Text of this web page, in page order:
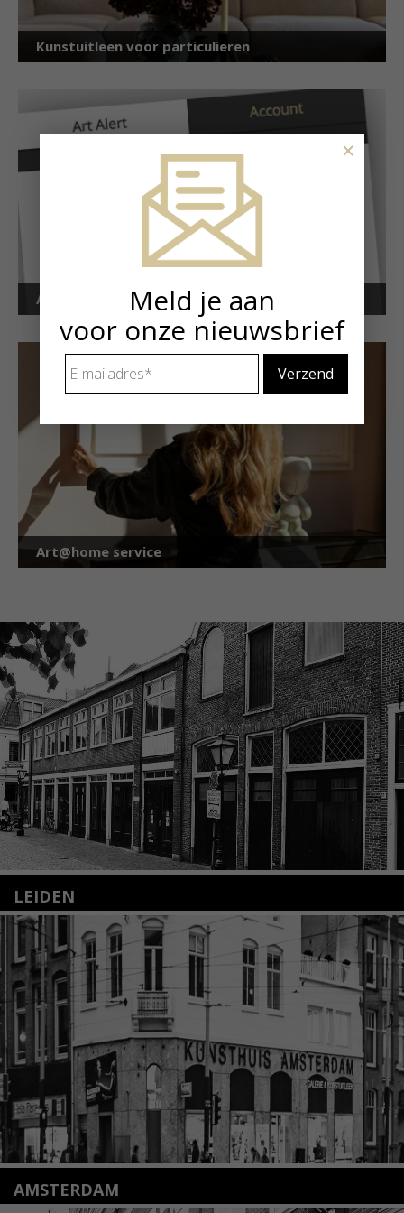
Kunstuitleen voor particulieren
Art Alert!
Art@home service
LEIDEN
Nieuwstraat 35
2312 KA Leiden
+31(0)71 – 52 84 480
info@kunsthuisleiden.nl
Lees meer
AMSTERDAM
Meld je aan
voor onze nieuwsbrief
mailadres *
×